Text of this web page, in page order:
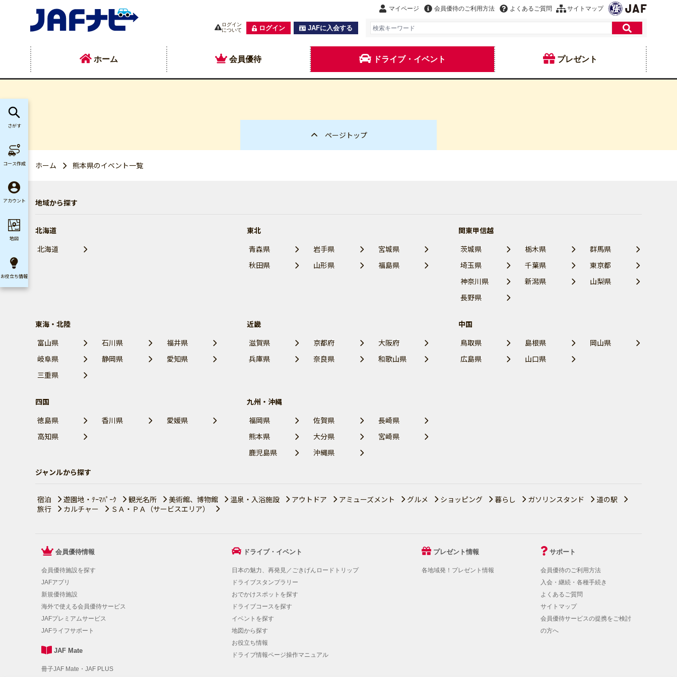
マイページ 会員優待のご利用方法 よくあるご質問 サイトマップ
ログイン
について
ログイン JAFに入会する
ホーム 会員優待 ドライブ・イベント プレゼント
ページトップ
ホーム 熊本県のイベント一覧
地域から探す
北海道
北海道
東北
青森県
岩手県
宮城県
秋田県
山形県 福島県
関東甲信越
茨城県
栃木県
群馬県
埼玉県
千葉県
東京都
神奈川県
新潟県
山梨県
長野県
東海・北陸
富山県
石川県
福井県
岐阜県
静岡県
愛知県
三重県
近畿
滋賀県
京都府
大阪府
兵庫県
奈良県 和歌山県
中国
鳥取県
島根県
岡山県
広島県
山口県
四国
徳島県
香川県
愛媛県
高知県
九州・沖縄
福岡県
佐賀県
長崎県
熊本県
大分県
宮崎県
鹿児島県
沖縄県
ジャンルから探す
宿泊 遊園地・ﾃｰﾏﾊﾟｰｸ 観光名所 美術館、博物館 温泉・入浴施設 アウトドア アミューズメント グルメ ショッピング 暮らし ガソリンスタンド
道の駅
旅行
カルチャー ＳＡ・ＰＡ（サービスエリア）
会員優待情報
会員優待施設を探す
JAFアプリ
新規優待施設
海外で使える会員優待サービス
JAFプレミアムサービス
JAFライフサポート
JAF Mate
冊子JAF Mate・JAF PLUS
ドライブ・イベント
日本の魅力、再発見／ごきげんロードトリップ
ドライブスタンプラリー
おでかけスポットを探す
ドライブコースを探す
イベントを探す
地図から探す
お役立ち情報
ドライブ情報ページ操作マニュアル
プレゼント情報
各地域発！プレゼント情報
サポート
会員優待のご利用方法
入会・継続・各種手続き
よくあるご質問
サイトマップ
会員優待サービスの提携をご検討
の方へ
さがす
コース作成
アカウント
地図
お役立ち情報